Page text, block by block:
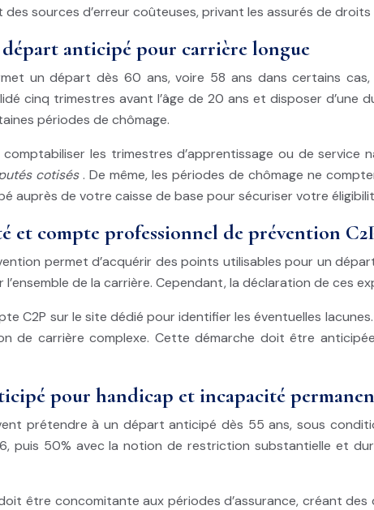
sources d’erreur coûteuses, privant les assurés de
anticipé pour carrière longue
un départ dès 60 ans, voire 58 ans dans certains
cinq trimestres avant l’âge de 20 ans et disposer
périodes de chômage.
les trimestres d’apprentissage ou de
cotisés. De même, les périodes de chômage ne
auprès de votre caisse de base pour sécuriser votre
et compte professionnel de prévention
permet d’acquérir des points utilisables pour un
de la carrière. Cependant, la déclaration de ces
C2P sur le site dédié pour identifier les éventuelles
de carrière complexe. Cette démarche doit être
pour handicap et incapacité
prétendre à un départ anticipé dès 55 ans, sous
puis 50% avec la notion de restriction substantielle et
être concomitante aux périodes d’assurance, créant